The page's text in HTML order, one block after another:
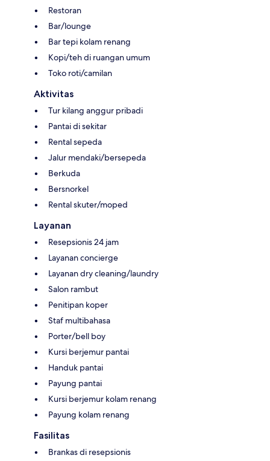
Restoran
Bar/lounge
Bar tepi kolam renang
Kopi/teh di ruangan umum
Toko roti/camilan
Aktivitas
Tur kilang anggur pribadi
Pantai di sekitar
Rental sepeda
Jalur mendaki/bersepeda
Berkuda
Bersnorkel
Rental skuter/moped
Layanan
Resepsionis 24 jam
Layanan concierge
Layanan dry cleaning/laundry
Salon rambut
Penitipan koper
Staf multibahasa
Porter/bell boy
Kursi berjemur pantai
Handuk pantai
Payung pantai
Kursi berjemur kolam renang
Payung kolam renang
Fasilitas
Brankas di resepsionis